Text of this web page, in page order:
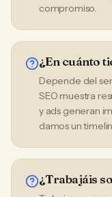
compromiso.
¿En cuánto
Depende del
SEO muestra
y ads generan
damos un
¿Trabajáis